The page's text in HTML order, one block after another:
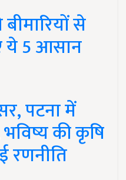
से
ये 5 आसान
पटना में
की कृषि
रणनीति